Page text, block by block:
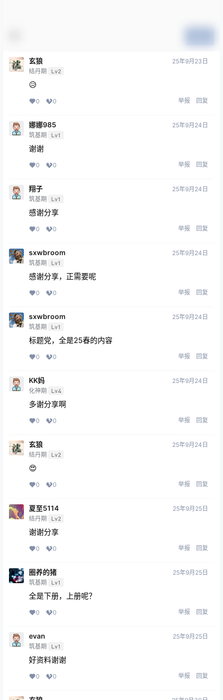
玄狼
结丹期 Lv2
25年9月23日
😥
0 0 举报 回复
娜娜985
筑基期 Lv1
25年9月24日
谢谢
0 0 举报 回复
翔子
筑基期 Lv1
25年9月24日
感谢分享
0 0 举报 回复
sxwbroom
筑基期 Lv1
25年9月24日
感谢分享，正需要呢
0 0 举报 回复
sxwbroom
筑基期 Lv1
25年9月24日
标题党，全是25春的内容
0 0 举报 回复
KK妈
化神期 Lv4
25年9月24日
多谢分享啊
0 0 举报 回复
玄狼
结丹期 Lv2
25年9月24日
😍
0 0 举报 回复
夏至5114
结丹期 Lv2
25年9月25日
谢谢分享
0 0 举报 回复
圈养的猪
筑基期 Lv1
25年9月25日
全是下册，上册呢？
0 0 举报 回复
evan
筑基期 Lv1
25年9月25日
好资料谢谢
0 0 举报 回复